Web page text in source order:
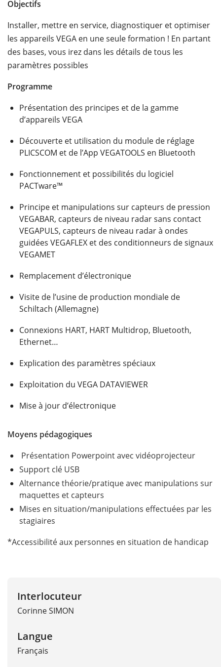
Objectifs
Installer, mettre en service, diagnostiquer et optimiser
les appareils VEGA en une seule formation ! En partant
des bases, vous irez dans les détails de tous les
paramètres possibles
Programme
Présentation des principes et de la gamme
d’appareils VEGA
Découverte et utilisation du module de réglage
PLICSCOM et de l’App VEGATOOLS en Bluetooth
Fonctionnement et possibilités du logiciel
PACTware™
Principe et manipulations sur capteurs de pression
VEGABAR, capteurs de niveau radar sans contact
VEGAPULS, capteurs de niveau radar à ondes
guidées VEGAFLEX et des conditionneurs de signaux
VEGAMET
Remplacement d’électronique
Visite de l’usine de production mondiale de
Schiltach (Allemagne)
Connexions HART, HART Multidrop, Bluetooth,
Ethernet…
Explication des paramètres spéciaux
Exploitation du VEGA DATAVIEWER
Mise à jour d’électronique
Moyens pédagogiques
Présentation Powerpoint avec vidéoprojecteur
Support clé USB
Alternance théorie/pratique avec manipulations sur
maquettes et capteurs
Mises en situation/manipulations effectuées par les
stagiaires
*Accessibilité aux personnes en situation de handicap
Interlocuteur
Corinne SIMON
Langue
Français